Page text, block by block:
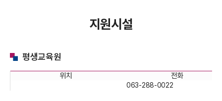
지원시설
평생교육원
위치 전화
063-288-0022